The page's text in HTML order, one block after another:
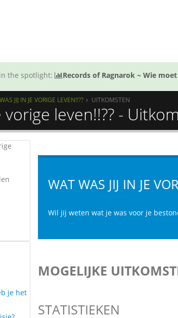
the spotlight: Records of Ragnarok ~ Wie
JIJ IN JE VORIGE LEVEN!!?? UITKOMSTEN
leven!!?? -
je het
WAT WAS JIJ IN JE
Wil jij weten wat je was voor je
MOGELIJKE
STATISTIEKEN